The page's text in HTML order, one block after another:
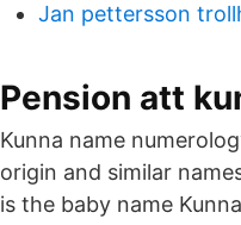
Jan pettersson
Pension att
Kunna name
origin and similar
is the baby name